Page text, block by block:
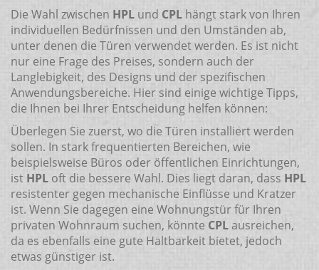
Die Wahl zwischen HPL und CPL hängt stark von Ihren
individuellen Bedürfnissen und den Umständen ab,
unter denen die Türen verwendet werden. Es ist nicht
nur eine Frage des Preises, sondern auch der
Langlebigkeit, des Designs und der spezifischen
Anwendungsbereiche. Hier sind einige wichtige Tipps,
die Ihnen bei Ihrer Entscheidung helfen können:
Überlegen Sie zuerst, wo die Türen installiert werden
sollen. In stark frequentierten Bereichen, wie
beispielsweise Büros oder öffentlichen Einrichtungen,
ist HPL oft die bessere Wahl. Dies liegt daran, dass HPL
resistenter gegen mechanische Einflüsse und Kratzer
ist. Wenn Sie dagegen eine Wohnungstür für Ihren
privaten Wohnraum suchen, könnte CPLausreichen,
da es ebenfalls eine gute Haltbarkeit bietet, jedoch
etwas günstiger ist.